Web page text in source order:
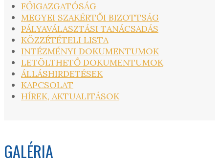
FŐIGAZGATÓSÁG
MEGYEI SZAKÉRTŐI BIZOTTSÁG
PÁLYAVÁLASZTÁSI TANÁCSADÁS
KÖZZÉTÉTELI LISTA
INTÉZMÉNYI DOKUMENTUMOK
LETÖLTHETŐ DOKUMENTUMOK
ÁLLÁSHIRDETÉSEK
KAPCSOLAT
HÍREK, AKTUALITÁSOK
GALÉRIA